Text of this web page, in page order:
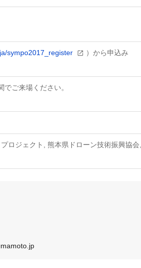
sympo2017_register ）から申込み
ご来場ください。
ロジェクト, 熊本県ドローン技術振興協